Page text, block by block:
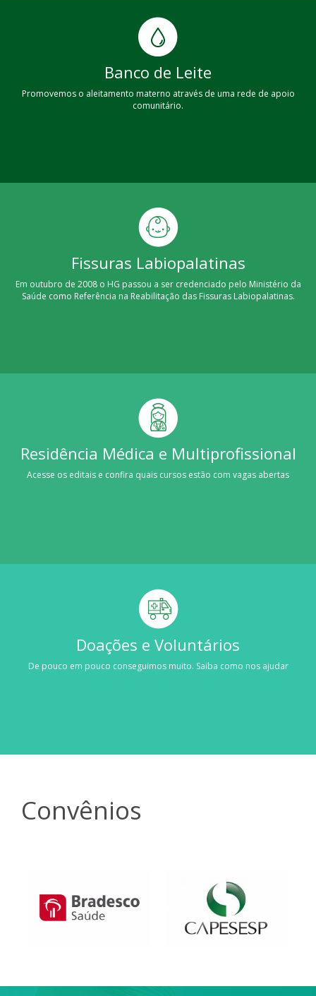
Banco de Leite
Promovemos o aleitamento materno através de uma rede de apoio
comunitário.
Fissuras Labiopalatinas
Em outubro de 2008 o HG passou a ser credenciado pelo Ministério da
Saúde como Referência na Reabilitação das Fissuras Labiopalatinas.
Residência Médica e Multiprofissional
Acesse os editais e confira quais cursos estão com vagas abertas
Doações e Voluntários
De pouco em pouco conseguimos muito. Saiba como nos ajudar
Convênios